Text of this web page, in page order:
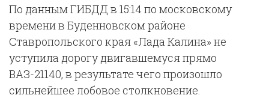
По данным ГИБДД в 15:14 по московскому
времени в Буденновском районе
Ставропольского края «Лада Калина» не
уступила дорогу двигавшемуся прямо
ВАЗ-21140, в результате чего произошло
сильнейшее лобовое столкновение.